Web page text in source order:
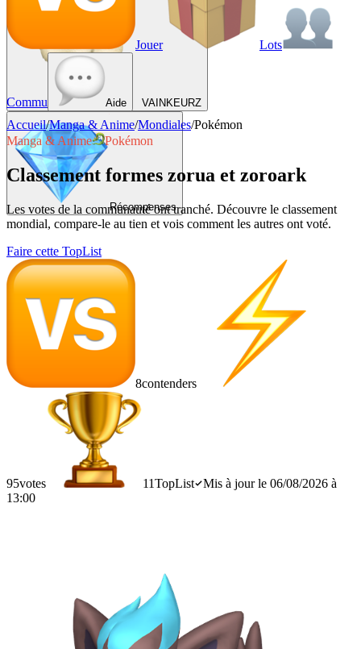
VAINKEURZ
Récompenses
Jouer Lots
Commu Aide
Accueil/Manga & Anime/Mondiales/Pokémon
Manga & Anime
Pokémon
Classement formes zorua et zoroark
Les votes de la communauté ont tranché. Découvre le classement
mondial, compare-le au tien et vois comment les autres ont voté.
Faire cette TopList
8contenders
95votes 11TopList
Mis à jour le 06/08/2026 à
13:00